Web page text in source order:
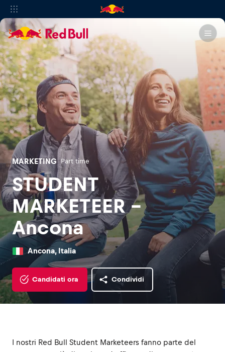
MARKETING Part time
STUDENT
MARKETEER -
Ancona
Ancona, Italia
Candidati ora Condividi
I nostri Red Bull Student Marketeers fanno parte del